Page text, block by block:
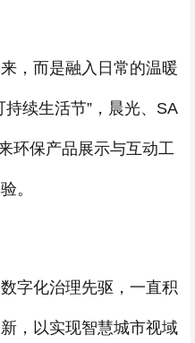
而是融入日常的温暖
续生活节”，晨光、SA
环保产品展示与互动工
。
化治理先驱，一直积
，以实现智慧城市视域